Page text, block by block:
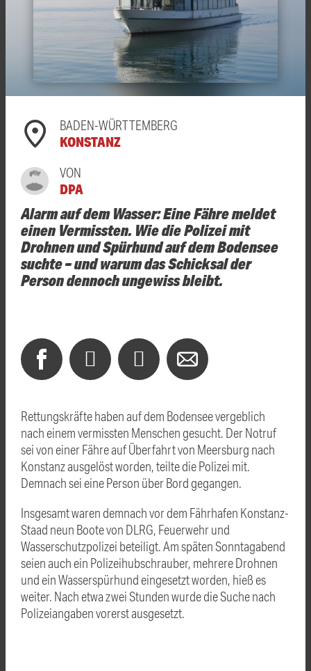
BADEN-WÜRTTEMBERG
KONSTANZ
VON
DPA
Alarm auf dem Wasser: Eine Fähre meldet
einen Vermissten. Wie die Polizei mit
Drohnen und Spürhund auf dem Bodensee
suchte – und warum das Schicksal der
Person dennoch ungewiss bleibt.
Rettungskräfte haben auf dem Bodensee vergeblich
nach einem vermissten Menschen gesucht. Der Notruf
sei von einer Fähre auf Überfahrt von Meersburg nach
Konstanz ausgelöst worden, teilte die Polizei mit.
Demnach sei eine Person über Bord gegangen.
Insgesamt waren demnach vor dem Fährhafen Konstanz-
Staad neun Boote von DLRG, Feuerwehr und
Wasserschutzpolizei beteiligt. Am späten Sonntagabend
seien auch ein Polizeihubschrauber, mehrere Drohnen
und ein Wasserspürhund eingesetzt worden, hieß es
weiter. Nach etwa zwei Stunden wurde die Suche nach
Polizeiangaben vorerst ausgesetzt.